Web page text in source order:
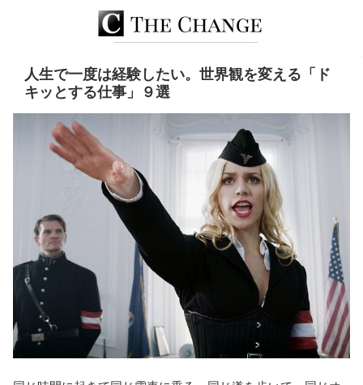
人生で一度は経験したい。世界観を変える「ド
キッとする仕事」９選